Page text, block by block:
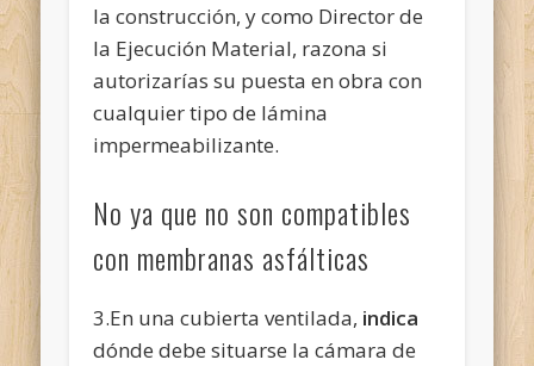
la construcción, y como Director de
la Ejecución Material, razona si
autorizarías su puestaen obra con
cualquier tipo de lámina
impermeabilizante.
No ya que no son compatibles
con membranas asfálticas
3.En una cubierta ventilada, indica
dónde debe situarse la cámara de